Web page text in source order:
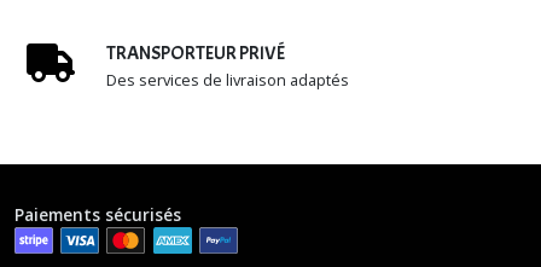
TRANSPORTEUR PRIVÉ
Des services de livraison adaptés
Graptoveria
Greenovia
Haworthia
Paiements sécurisés